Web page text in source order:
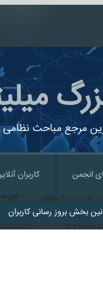
مرجع مباحث نظامی
انجمن کاربران
بخش بروز رسانی کاربران